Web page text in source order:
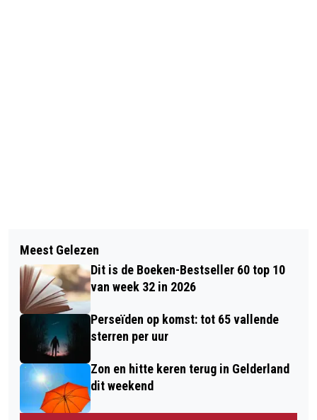
POLITIE PAKT MENSEN OP VOORDAT
ZE DEMONSTREREN BIJ
BETUWEROUTE
PERIODE MET LICHTENDE
NACHTWOLKEN BEGINT
Meest Gelezen
Dit is de Boeken-Bestseller 60 top 10
van week 32 in 2026
Perseïden op komst: tot 65 vallende
sterren per uur
Zon en hitte keren terug in Gelderland
dit weekend